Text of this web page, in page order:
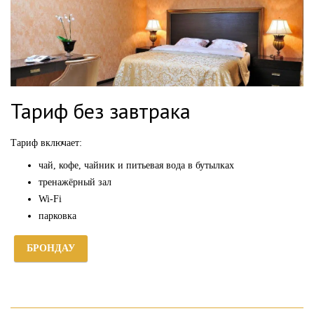
Тариф без завтрака
Тариф включает:
чай, кофе, чайник и питьевая вода в бутылках
тренажёрный зал
Wi-Fi
парковка
БРОНДАУ